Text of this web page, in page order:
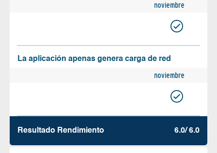
noviembre
La aplicación apenas genera carga de red
noviembre
Resultado Rendimiento 6.0/ 6.0